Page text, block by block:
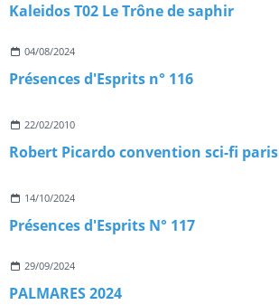
Kaleidos T02 Le Trône de saphir
04/08/2024
Présences d'Esprits n° 116
22/02/2010
Robert Picardo convention sci-fi paris
14/10/2024
Présences d'Esprits N° 117
29/09/2024
PALMARES 2024